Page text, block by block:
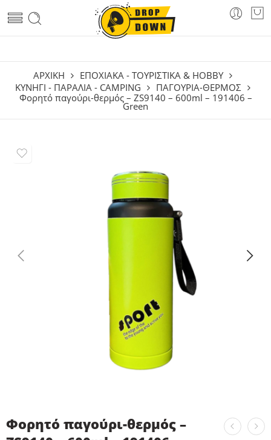
ΑΡΧΙΚΗ
ΕΠΟΧΙΑΚΑ - ΤΟΥΡΙΣΤΙΚΑ & HOBBY
ΚΥΝΉΓΙ - ΠΑΡΑΛΊΑ - CAMPING
ΠΑΓΟΎΡΙΑ-ΘΕΡΜΌΣ
Φορητό παγούρι-θερμός – ZS9140 – 600ml – 191406 –
Green
Φορητό παγούρι-θερμός –